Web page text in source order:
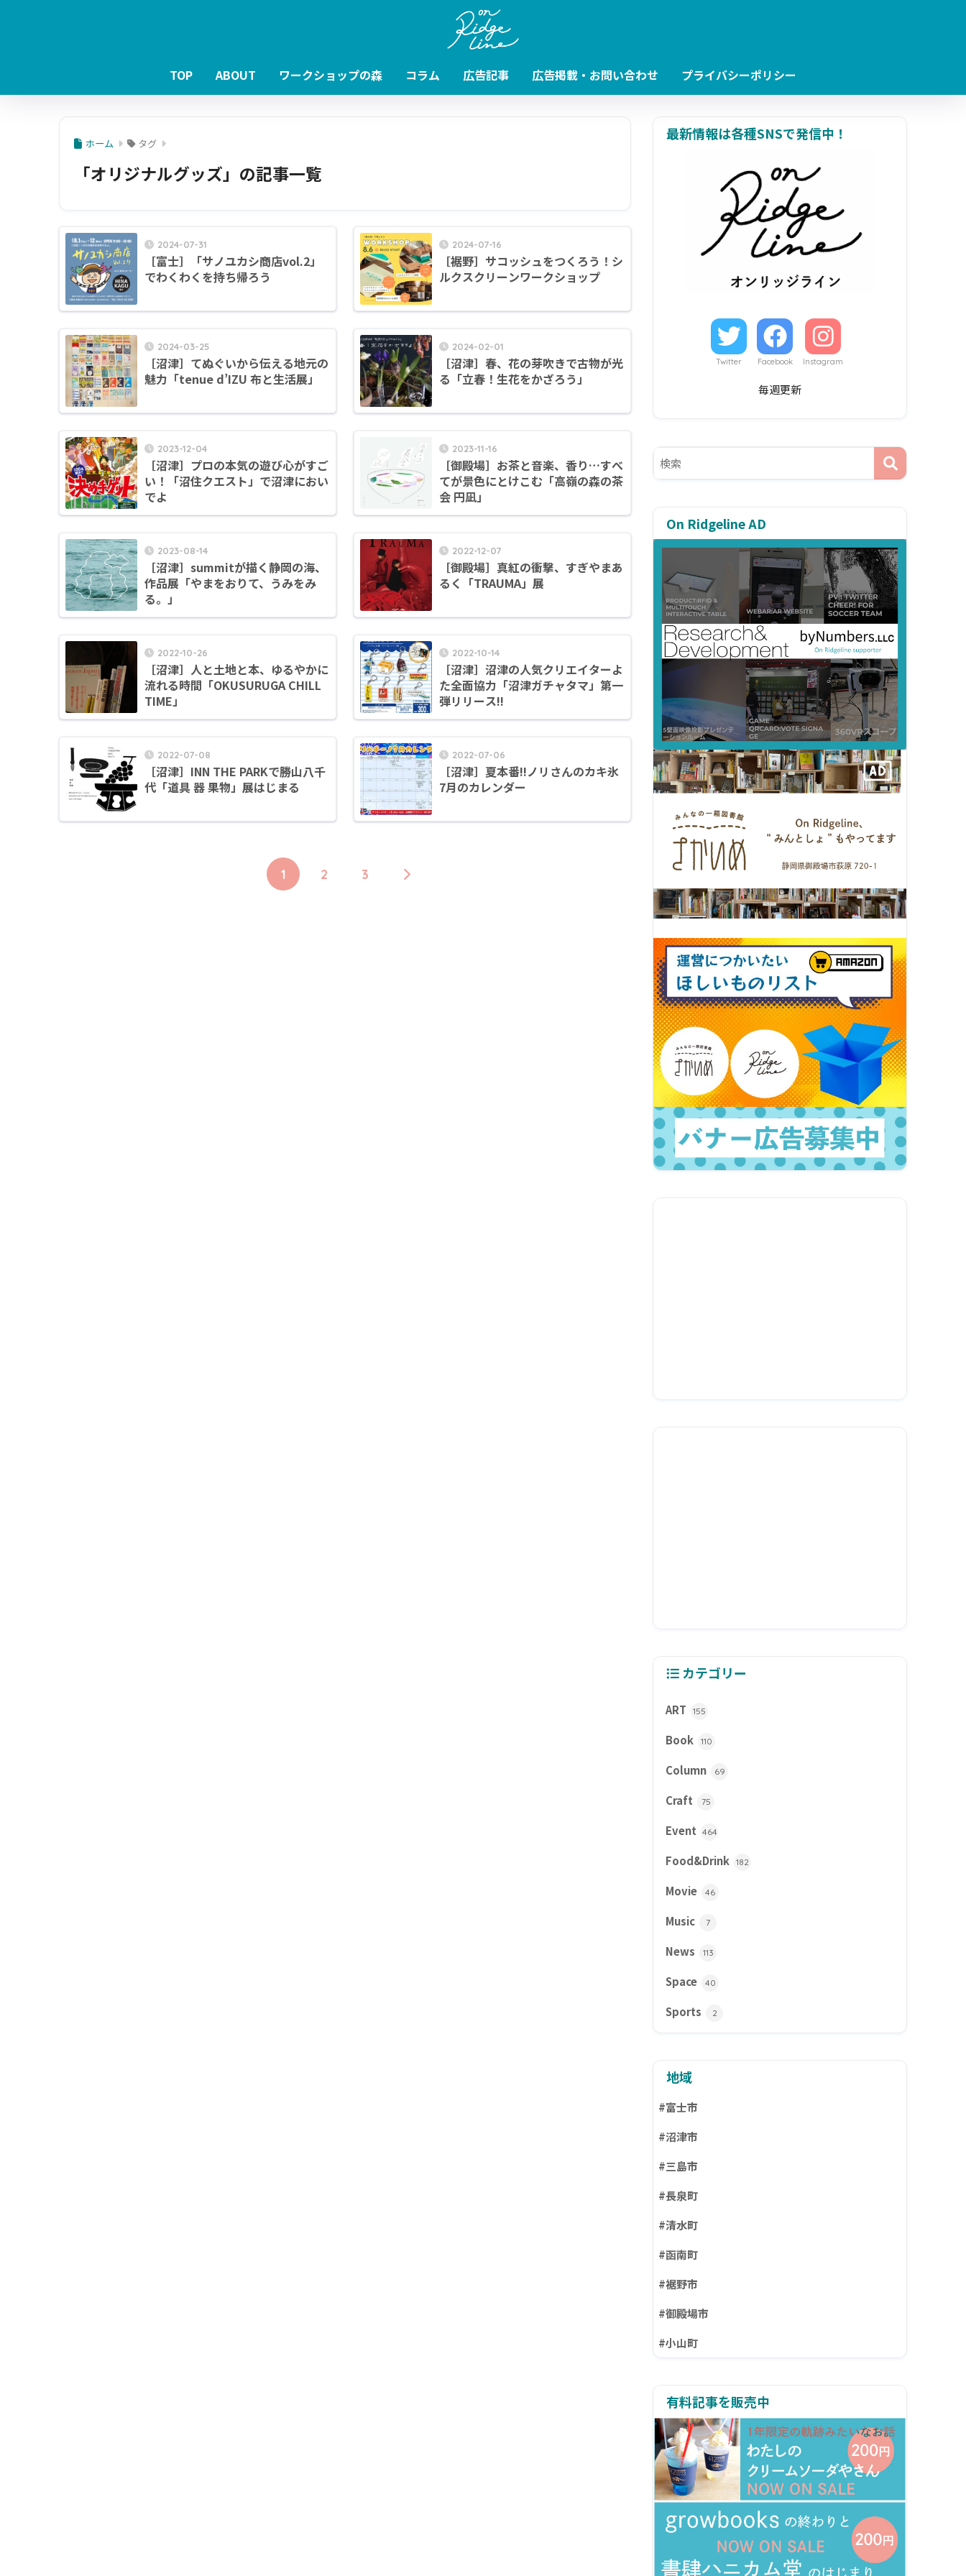
TOP ABOUT ワークショップの森 コラム 広告記事 広告掲載・お問い合わせ プライバシーポリシー
ホーム タグ
「オリジナルグッズ」の記事一覧
2024-07-31
［富士］「サノユカシ商店vol.2」
でわくわくを持ち帰ろう
2024-07-16
［裾野］サコッシュをつくろう！シ
ルクスクリーンワークショップ
2024-03-25
［沼津］てぬぐいから伝える地元の
魅力「tenue d’IZU 布と生活展」
2024-02-01
［沼津］春、花の芽吹きで古物が光
る「立春！生花をかざろう」
2023-12-04
［沼津］プロの本気の遊び心がすご
い！「沼住クエスト」で沼津におい
でよ
2023-11-16
［御殿場］お茶と音楽、香り…すべ
てが景色にとけこむ「高嶺の森の茶
会 円凪」
2023-08-14
［沼津］summitが描く静岡の海、
作品展「やまをおりて、うみをみ
る。」
2022-12-07
［御殿場］真紅の衝撃、すぎやまあ
るく「TRAUMA」展
2022-10-26
［沼津］人と土地と本、ゆるやかに
流れる時間「OKUSURUGA CHILL
TIME」
2022-10-14
［沼津］沼津の人気クリエイターよ
た全面協力「沼津ガチャタマ」第一
弾リリース!!
2022-07-08
［沼津］INN THE PARKで勝山八千
代「道具 器 果物」展はじまる
2022-07-06
［沼津］夏本番!!ノリさんのカキ氷
7月のカレンダー
1 2 3
最新情報は各種SNSで発信中！
Twitter Facebook Instagram
毎週更新
On Ridgeline AD
カテゴリー
ART 155
Book 110
Column 69
Craft 75
Event 464
Food&Drink 182
Movie 46
Music 7
News 113
Space 40
Sports 2
地域
#富士市
#沼津市
#三島市
#長泉町
#清水町
#函南町
#裾野市
#御殿場市
#小山町
有料記事を販売中